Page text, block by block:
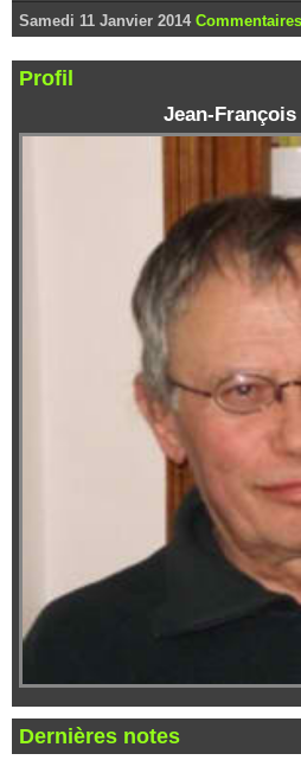
Samedi 11 Janvier 2014
Profil
Jean-François
Dernières notes